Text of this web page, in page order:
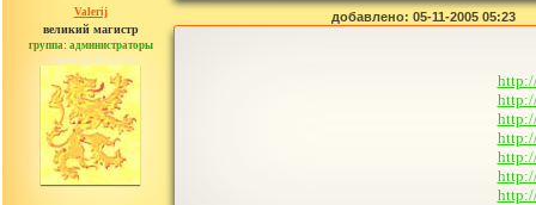
Valerij
великий магистр
группа: администраторы
сообщений: 3753
добавлено: 05-11-2005 05:23